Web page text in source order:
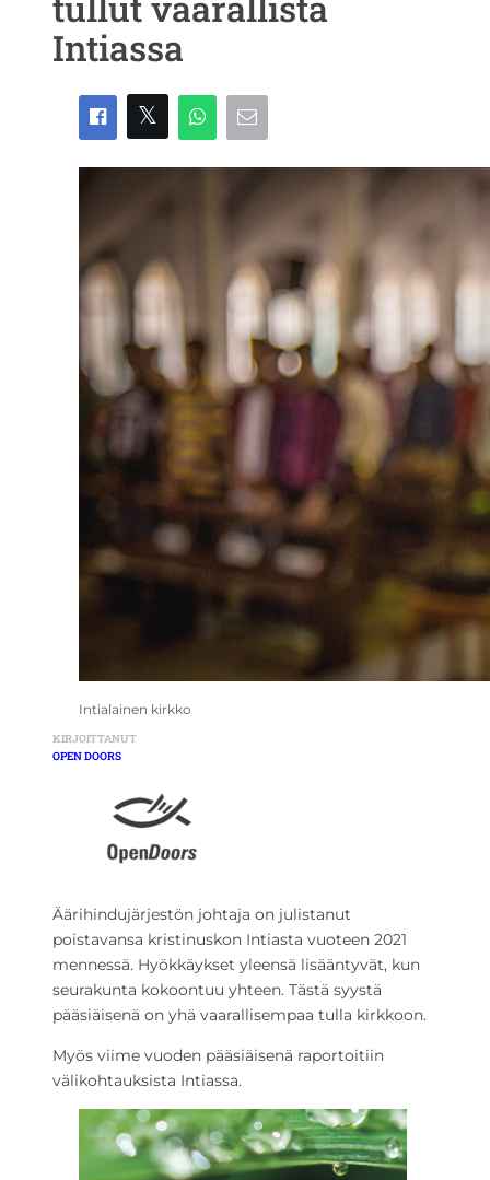
Intiassa
Intialainen kirkko
KIRJOITTANUT
OPEN DOORS
Äärihindujärjestön johtaja on julistanut
poistavansa kristinuskon Intiasta vuoteen 2021
mennessä. Hyökkäykset yleensä lisääntyvät, kun
seurakunta kokoontuu yhteen. Tästä syystä
pääsiäisenä on yhä vaarallisempaa tulla kirkkoon.
Myös viime vuoden pääsiäisenä raportoitiin
välikohtauksista Intiassa.